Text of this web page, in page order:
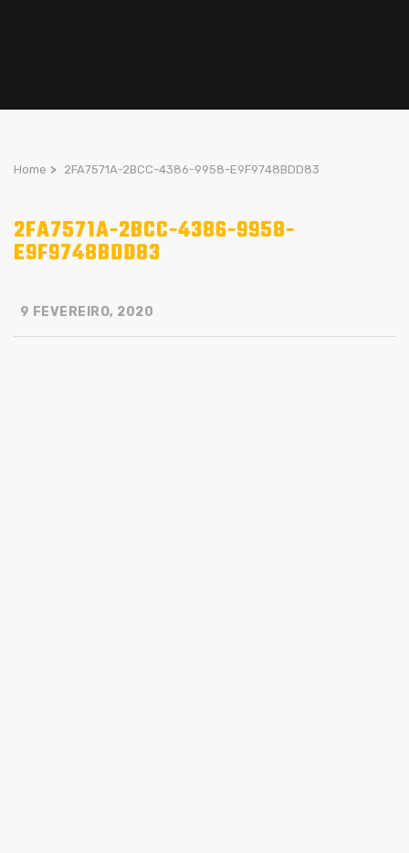
Home > 2FA7571A-2BCC-4386-9958-E9F9748BDD83
2FA7571A-2BCC-4386-9958-
E9F9748BDD83
9 FEVEREIRO, 2020